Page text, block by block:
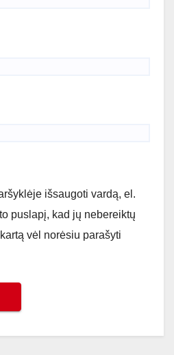
išsaugoti vardą, el.
puslapį, kad jų nebereiktų
vėl norėsiu parašyti